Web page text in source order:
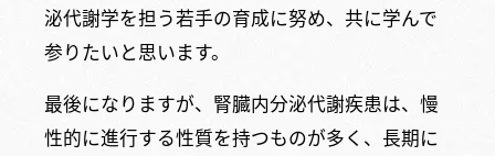
泌代謝学を担う若手の育成に努め、共に学んで
参りたいと思います。
最後になりますが、腎臓内分泌代謝疾患は、慢
性的に進行する性質を持つものが多く、長期に